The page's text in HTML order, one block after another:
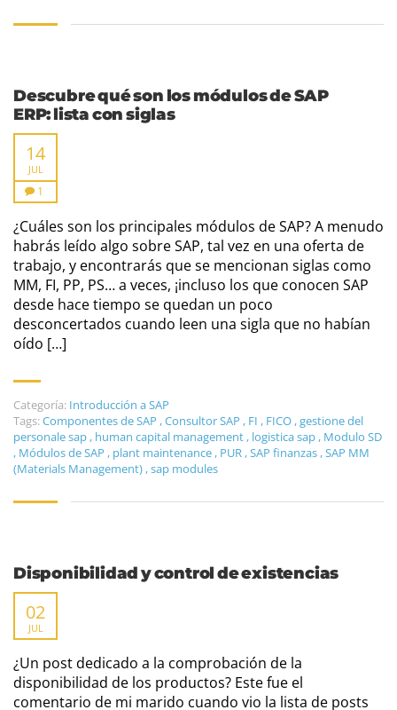
Descubre qué son los módulos de SAP
ERP: lista con siglas
14
JUL
1
¿Cuáles son los principales módulos de SAP? A menudo
habrás leído algo sobre SAP, tal vez en una oferta de
trabajo, y encontrarás que se mencionan siglas como
MM, FI, PP, PS… a veces, ¡incluso los que conocen SAP
desde hace tiempo se quedan un poco
desconcertados cuando leen una sigla que no habían
oído […]
Categoría: Introducción a SAP
Tags:Componentes de SAP ,Consultor SAP , FI , FICO ,gestione del
personale sap , human capital management , logistica sap , Modulo SD
, Módulos de SAP , plant maintenance , PUR ,SAP finanzas ,SAP MM
(Materials Management) ,sap modules
Disponibilidad y control de existencias
02
JUL
¿Un post dedicado a la comprobación de la
disponibilidad de los productos? Este fue el
comentario de mi marido cuando vio la lista de posts